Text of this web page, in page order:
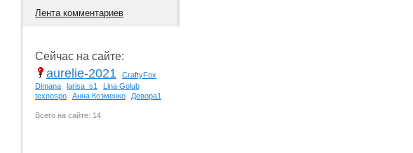
Лента комментариев
Сейчас на сайте:
aurelie-2021
CraftyFox
Dimana
larisa_s1
Lina Golub
texnospo
Анна Козменко Девора1
Всего на сайте: 14